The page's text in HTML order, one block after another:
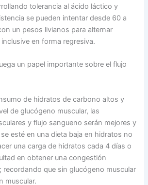
tolerancia al ácido láctico y
se pueden intentar desde 60 a
un pesos livianos para alternar
en forma regresiva.
un papel importante sobre el flujo
de hidratos de carbono altos y
de glucógeno muscular, las
y flujo sangueno serán mejores y
esté en una dieta baja en hidratos no
una carga de hidratos cada 4 días o
en obtener una congestión
recordando que sin glucógeno muscular
muscular.